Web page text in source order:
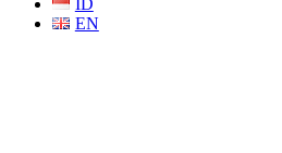
ID
EN